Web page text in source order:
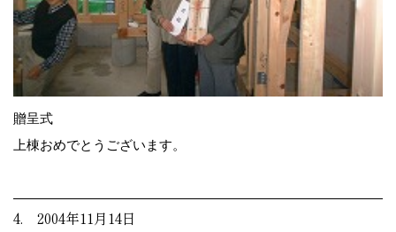
贈呈式
上棟おめでとうございます。
4. 2004年11月14日